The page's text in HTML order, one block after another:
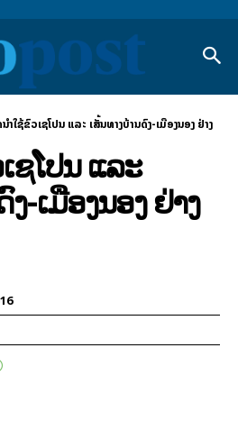
ຳໃຊ້ຂົວເຊໂປນ ແລະ ເສັ້ນທາງບ້ານດົງ-ເມືອງນອງ ຢ່າງ
ຊໂປນ ແລະ
-ເມືອງນອງ ຢ່າງ